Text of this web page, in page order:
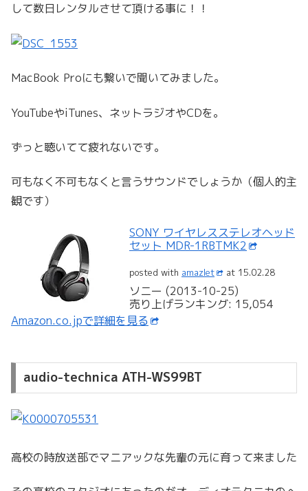
して数日レンタルさせて頂ける事に！！
MacBook Proにも繋いで聞いてみました。
YouTubeやiTunes、ネットラジオやCDを。
ずっと聴いてて疲れないです。
可もなく不可もなくと言うサウンドでしょうか（個人的主
観です）
SONY ワイヤレスステレオヘッド
セット MDR-1RBTMK2
posted with amazlet at 15.02.28
ソニー (2013-10-25)
売り上げランキング: 15,054
Amazon.co.jpで詳細を見る
audio-technica ATH-WS99BT
高校の時放送部でマニアックな先輩の元に育って来ました